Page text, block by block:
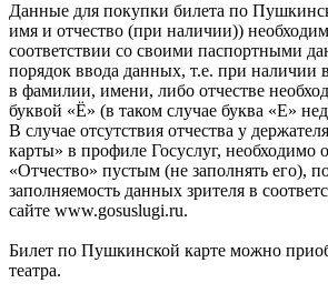
Данные для покупки билета по
имя и отчество (при наличии))
соответствии со своими паспортными
порядок ввода данных, т.е. при наличии
в фамилии, имени, либо отчестве
буквой «Ё» (в таком случае буква «Е»
В случае отсутствия отчества у
карты» в профиле Госуслуг, необходимо
«Отчество» пустым (не заполнять его),
заполняемость данных зрителя в
сайте www.gosuslugi.ru.
Билет по Пушкинской карте можно
театра.